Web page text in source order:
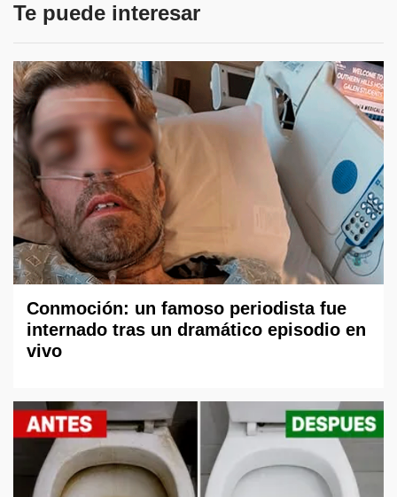
Te puede interesar
Conmoción: un famoso periodista fue
internado tras un dramático episodio en
vivo